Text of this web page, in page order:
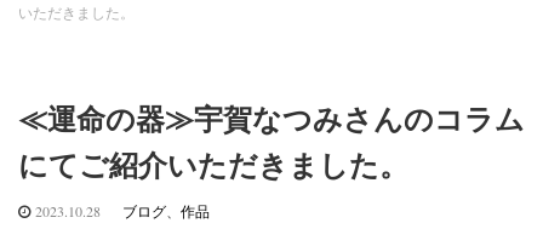
いただきました。
≪運命の器≫宇賀なつみさんのコラム
にてご紹介いただきました。
2023.10.28 ブログ 作品